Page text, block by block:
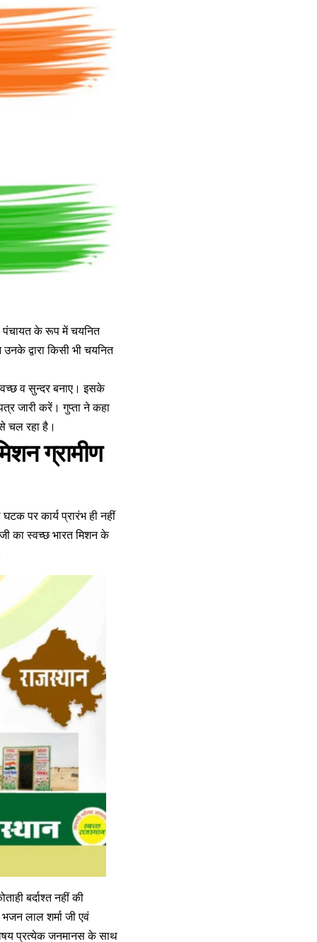
पंचायत के रूप में चयनित
द्वारा किसी भी चयनित
व सुन्दर बनाए। इसके
जारी करें। गुप्ता ने कहा
चल रहा है।
ग्रामीण
पर कार्य प्रारंभ ही नहीं
का स्वच्छ भारत मिशन के
बर्दाश्त नहीं की
लाल शर्मा जी एवं
प्रत्येक जनमानस के साथ